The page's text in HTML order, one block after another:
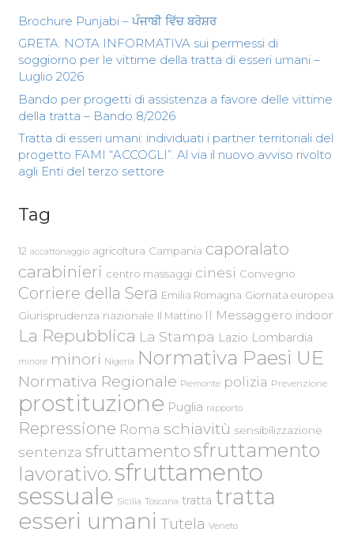
Brochure Punjabi – ਪੰਜਾਬੀ ਵਿੱਚ ਬਰੋਸ਼ਰ
GRETA: NOTA INFORMATIVA sui permessi di
soggiorno per le vittime della tratta di esseri umani –
Luglio 2026
Bando per progetti di assistenza a favore delle vittime
della tratta – Bando 8/2026
Tratta di esseri umani: individuati i partner territoriali del
progetto FAMI “ACCOGLI”. Al via il nuovo avviso rivolto
agli Enti del terzo settore
Tag
12 accattonaggio agricoltura Campania caporalato
carabinieri centro massaggi cinesi Convegno
Corriere della Sera Emilia Romagna Giornata europea
Giurisprudenza nazionale Il Mattino Il Messaggero indoor
La Repubblica La Stampa Lazio Lombardia
minore minori Nigeria Normativa Paesi UE
Normativa Regionale Piemonte polizia Prevenzione
prostituzione Puglia rapporto
Repressione Roma schiavitù sensibilizzazione
sentenza sfruttamento sfruttamento
lavorativo.sfruttamento
sessuale Sicilia Toscana tratta tratta
esseri umani Tutela Veneto